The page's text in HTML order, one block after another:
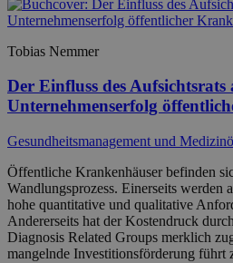
Tobias Nemmer
Der Einfluss des Aufsichtsrats
Unternehmenserfolg
Gesundheitsmanagement und
Öffentliche Krankenhäuser befinden
Wandlungsprozess. Einerseits werden
hohe quantitative und qualitative
Andererseits hat der Kostendruck
Diagnosis Related Groups merklich
mangelnde Investitionsförderung